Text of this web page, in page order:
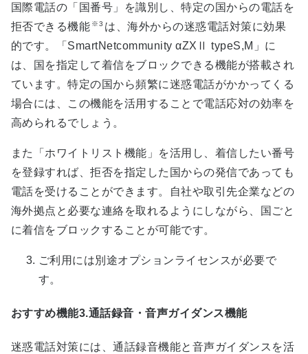
国際電話の「国番号」を識別し、特定の国からの電話を
拒否できる機能 ※3 は、海外からの迷惑電話対策に効果
的です。「SmartNetcommunity αZXⅡ typeS,M」に
は、国を指定して着信をブロックできる機能が搭載され
ています。特定の国から頻繁に迷惑電話がかかってくる
場合には、この機能を活用することで電話応対の効率を
高められるでしょう。
また「ホワイトリスト機能」を活用し、着信したい番号
を登録すれば、拒否を指定した国からの発信であっても
電話を受けることができます。自社や取引先企業などの
海外拠点と必要な連絡を取れるようにしながら、国ごと
に着信をブロックすることが可能です。
ご利用には別途オプションライセンスが必要で
す。
おすすめ機能3.通話録音・音声ガイダンス機能
迷惑電話対策には、通話録音機能と音声ガイダンスを活